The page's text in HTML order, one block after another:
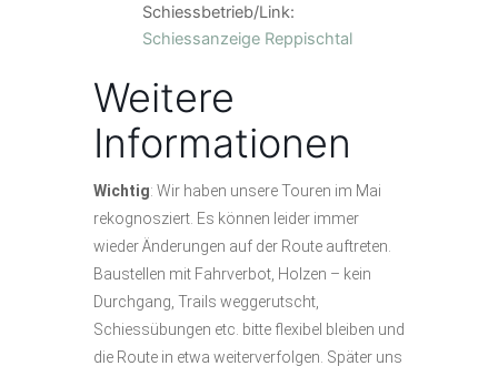
Schiessbetrieb/Link:
Schiessanzeige Reppischtal
Weitere
Informationen
Wichtig: Wir haben unsere Touren im Mai
rekognosziert. Es können leider immer
wieder Änderungen auf der Route auftreten.
Baustellen mit Fahrverbot, Holzen – kein
Durchgang, Trails weggerutscht,
Schiessübungen etc. bitte flexibel bleiben und
die Route in etwa weiterverfolgen. Später uns